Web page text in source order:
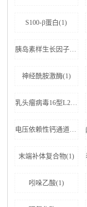
S100-β蛋白(1)
胰岛素样生长因子结合蛋白5(1)
神经酰胺激酶(1)
乳头瘤病毒16型L2蛋白(1)
电压依赖性钙通道亚基α-2D1(1)
末端补体复合物(1)
吲哚乙酸(1)